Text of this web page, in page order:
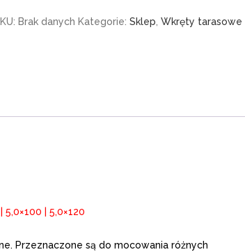
Brak danych Kategorie:Sklep ,Wkręty tarasowe
5,0×100 | 5,0×120
Przeznaczone są do mocowania różnych